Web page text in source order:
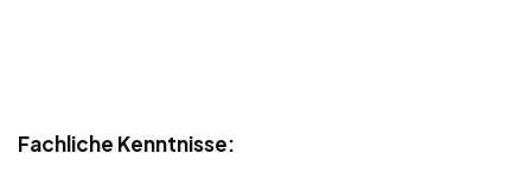
Fachliche Kenntnisse: